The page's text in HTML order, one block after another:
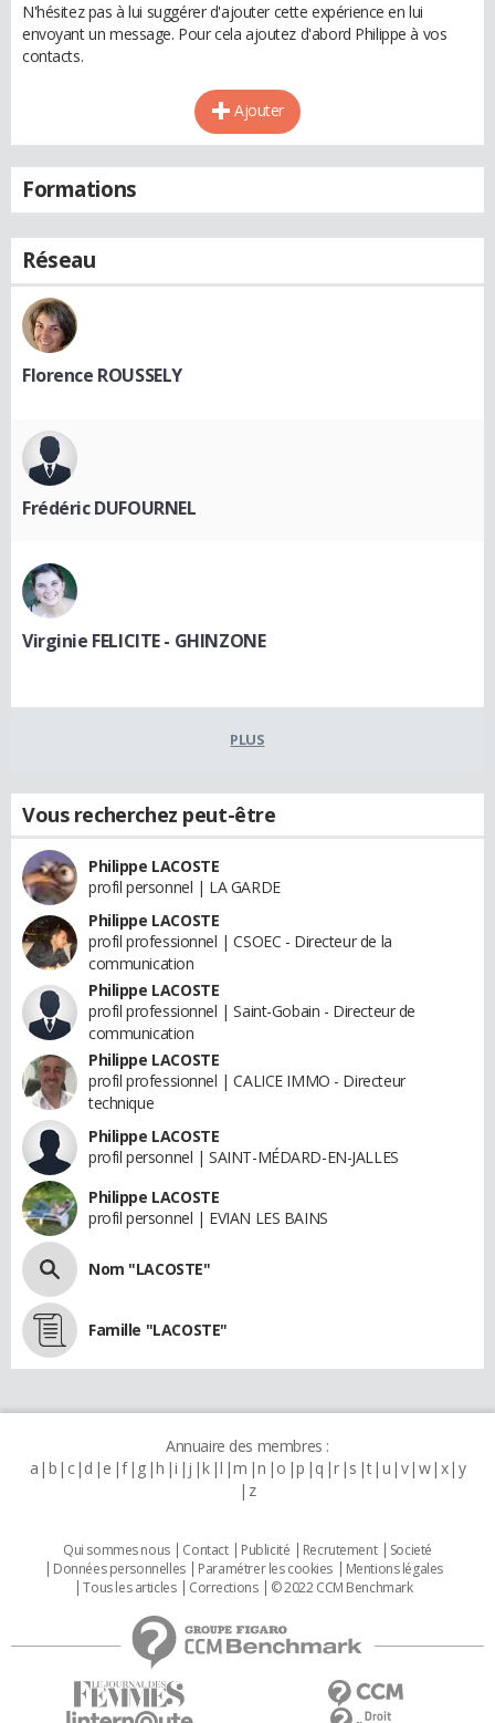
N'hésitez pas à lui suggérer d'ajouter cette expérience en lui
envoyant un message. Pour cela ajoutez d'abord Philippe à vos
contacts.
Ajouter
Formations
Réseau
Florence ROUSSELY
Frédéric DUFOURNEL
Virginie FELICITE - GHINZONE
PLUS
Vous recherchez peut-être
Philippe LACOSTE
profil personnel | LA GARDE
Philippe LACOSTE
profil professionnel | CSOEC - Directeur de la
communication
Philippe LACOSTE
profil professionnel | Saint-Gobain - Directeur de
communication
Philippe LACOSTE
profil professionnel | CALICE IMMO - Directeur
technique
Philippe LACOSTE
profil personnel | SAINT-MÉDARD-EN-JALLES
Philippe LACOSTE
profil personnel | EVIAN LES BAINS
Nom "LACOSTE"
Famille "LACOSTE"
Annuaire des membres :
a b c d e f g h i j k l m n o p q r s t u v w x y
z
Qui sommes nous Contact Publicité Recrutement
Societé
Données personnelles
Paramétrer les cookies
Mentions légales
Tous les articles
Corrections © 2022 CCM Benchmark